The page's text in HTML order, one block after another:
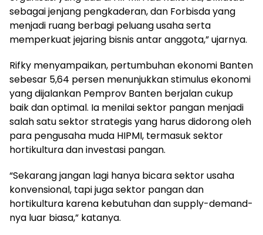
sebagai jenjang pengkaderan, dan Forbisda yang
menjadi ruang berbagi peluang usaha serta
memperkuat jejaring bisnis antar anggota,” ujarnya.
Rifky menyampaikan, pertumbuhan ekonomi Banten
sebesar 5,64 persen menunjukkan stimulus ekonomi
yang dijalankan Pemprov Banten berjalan cukup
baik dan optimal. Ia menilai sektor pangan menjadi
salah satu sektor strategis yang harus didorong oleh
para pengusaha muda HIPMI, termasuk sektor
hortikultura dan investasi pangan.
“Sekarang jangan lagi hanya bicara sektor usaha
konvensional, tapi juga sektor pangan dan
hortikultura karena kebutuhan dan supply-demand-
nya luar biasa,” katanya.